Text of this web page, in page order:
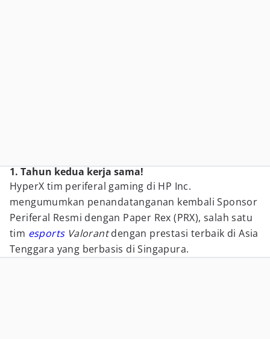
1. Tahun kedua kerja sama!
HyperX tim periferal gaming di HP Inc.
mengumumkan penandatanganan kembali Sponsor
Periferal Resmi dengan Paper Rex (PRX), salah satu
tim esports Valorantdengan prestasi terbaik di Asia
Tenggara yang berbasis di Singapura.